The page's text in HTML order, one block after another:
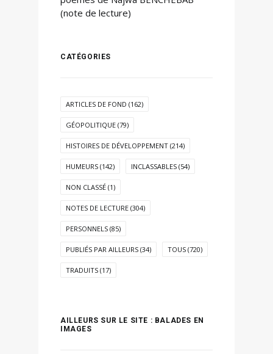
(note de lecture)
CATÉGORIES
ARTICLES DE FOND (162)
GÉOPOLITIQUE (79)
HISTOIRES DE DÉVELOPPEMENT (214)
HUMEURS (142) INCLASSABLES (54)
NON CLASSÉ (1)
NOTES DE LECTURE (304)
PERSONNELS (85)
PUBLIÉS PAR AILLEURS (34) TOUS (720)
TRADUITS (17)
AILLEURS SUR LE SITE : BALADES EN
IMAGES